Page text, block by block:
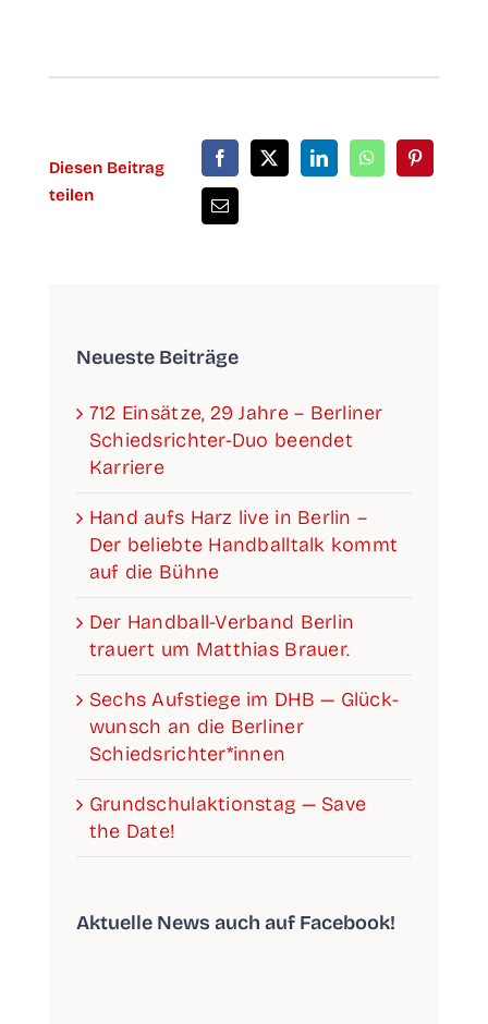
Die­sen Bei­trag
teilen
Neu­es­te Beiträge
712 Ein­sät­ze, 29 Jah­re – Ber­li­ner
Schieds­­­rich­­­ter-Duo been­det
Karriere
Hand aufs Harz live in Ber­lin –
Der belieb­te Hand­ball­talk kommt
auf die Bühne
Der Han­­d­­­ball-Ver­­­­­band Ber­lin
trau­ert um Mat­thi­as Brauer.
Sechs Auf­stie­ge im DHB — Glück­
wunsch an die Ber­li­ner
Schiedsrichter*innen
Grund­schul­ak­ti­ons­tag — Save
the Date!
Aktu­el­le News auch auf Facebook!